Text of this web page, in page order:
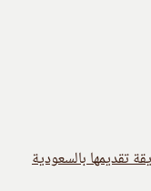
تقديمها بالسعودية